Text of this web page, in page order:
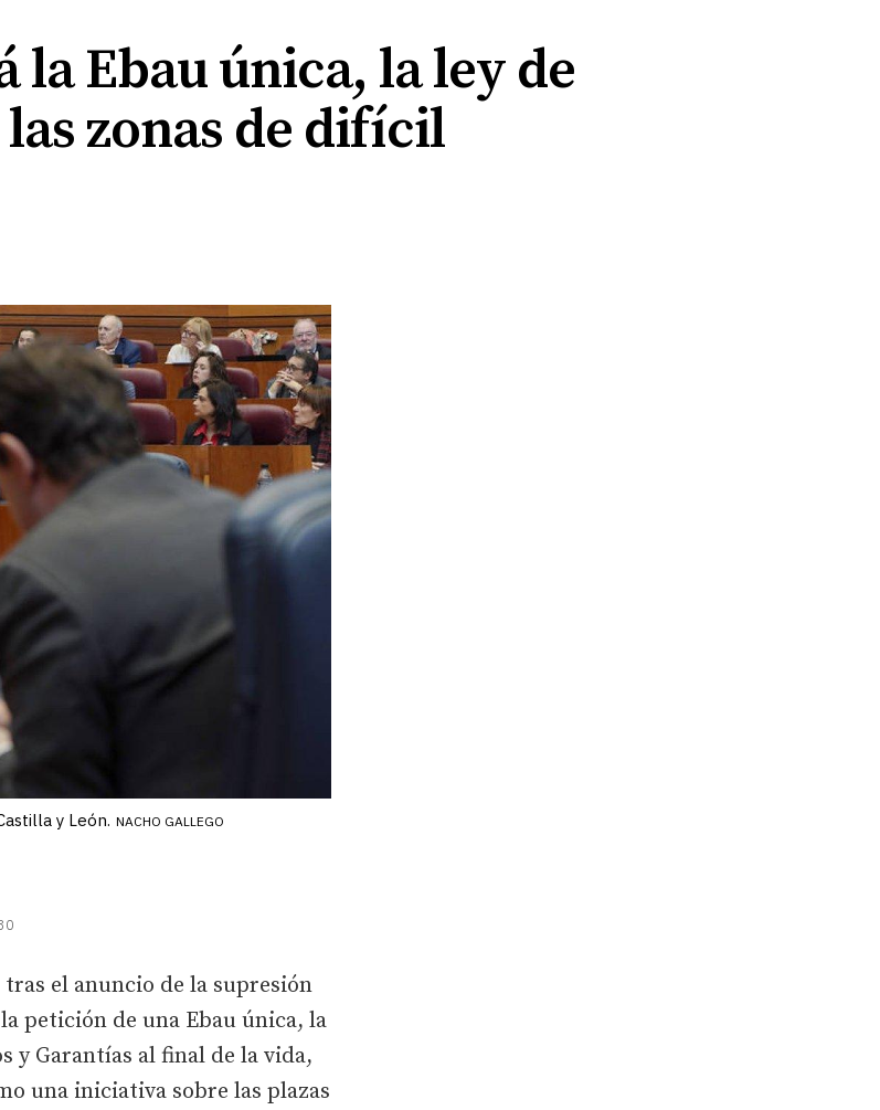
la Ebau única, la ley de
zonas de difícil
y León. NACHO GALLEGO
el anuncio de la supresión
petición de una Ebau única, la
y Garantías al final de la vida,
una iniciativa sobre las plazas